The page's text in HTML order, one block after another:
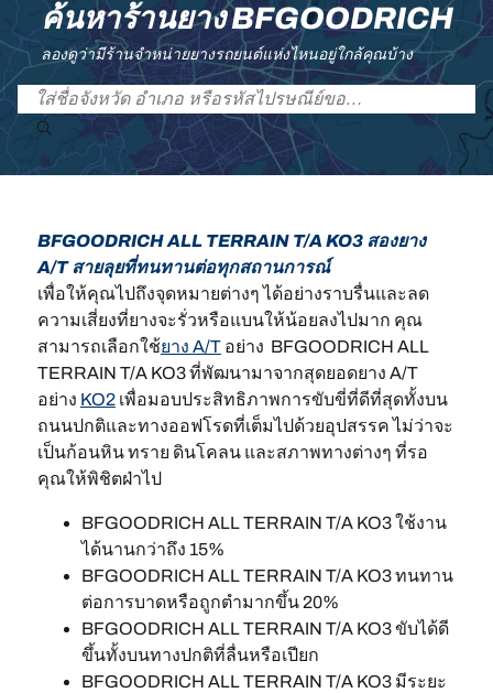
ค้นหาร้านยาง BFGOODRICH
ลองดูว่ามีร้านจำหน่ายยางรถยนต์แห่งไหนอยู่ใกล้คุณบ้าง
BFGOODRICH ALL TERRAIN T/A KO3 สองยาง
A/T สายลุยที่ทนทานต่อทุกสถานการณ์
เพื่อให้คุณไปถึงจุดหมายต่างๆ ได้อย่างราบรื่นและลด
ความเสี่ยงที่ยางจะรั่วหรือแบนให้น้อยลงไปมาก คุณ
สามารถเลือกใช้ยาง A/Tอย่าง BFGOODRICH ALL
TERRAIN T/A KO3 ที่พัฒนามาจากสุดยอดยาง A/T
อย่าง KO2เพื่อมอบประสิทธิภาพการขับขี่ที่ดีที่สุดทั้งบน
ถนนปกติและทางออฟโรดที่เต็มไปด้วยอุปสรรค ไม่ว่าจะ
เป็นก้อนหิน ทราย ดินโคลน และสภาพทางต่างๆ ที่รอ
คุณให้พิชิตฝ่าไป
BFGOODRICH ALL TERRAIN T/A KO3 ใช้งาน
ได้นานกว่าถึง 15%
BFGOODRICH ALL TERRAIN T/A KO3 ทนทาน
ต่อการบาดหรือถูกตำมากขึ้น 20%
BFGOODRICH ALL TERRAIN T/A KO3 ขับได้ดี
ขึ้นทั้งบนทางปกติที่ลื่นหรือเปียก
BFGOODRICH ALL TERRAIN T/A KO3 มีระยะ